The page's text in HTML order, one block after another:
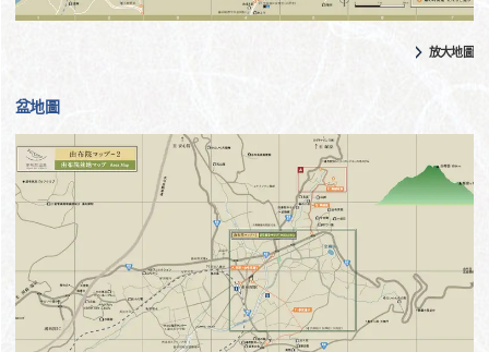
放大地圖
盆地圖